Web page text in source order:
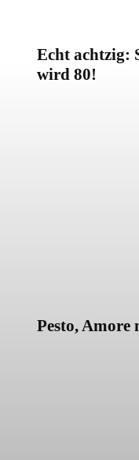
Echt achtzig:
wird 80!
Pesto, Amore